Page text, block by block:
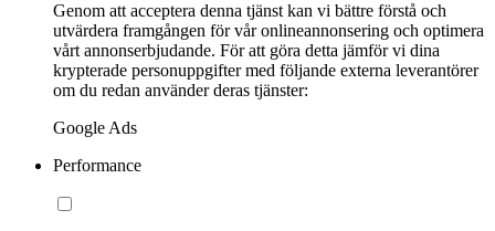
Genom att acceptera denna tjänst kan vi bättre förstå och
utvärdera framgången för vår onlineannonsering och optimera
vårt annonserbjudande. För att göra detta jämför vi dina
krypterade personuppgifter med följande externa leverantörer
om du redan använder deras tjänster:
Google Ads
Performance